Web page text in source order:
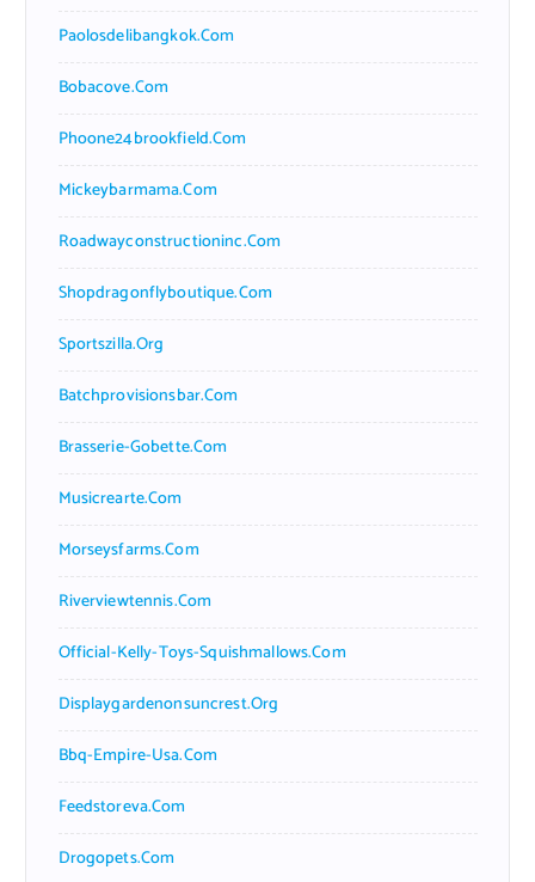
Paolosdelibangkok.com
Bobacove.com
Phoone24brookfield.com
Mickeybarmama.com
Roadwayconstructioninc.com
Shopdragonflyboutique.com
Sportszilla.org
Batchprovisionsbar.com
Brasserie-Gobette.com
Musicrearte.com
Morseysfarms.com
Riverviewtennis.com
Official-Kelly-Toys-Squishmallows.com
Displaygardenonsuncrest.org
Bbq-Empire-Usa.com
Feedstoreva.com
Drogopets.com